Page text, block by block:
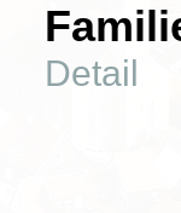
Detail